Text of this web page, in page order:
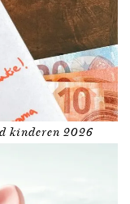
kinderen 2026